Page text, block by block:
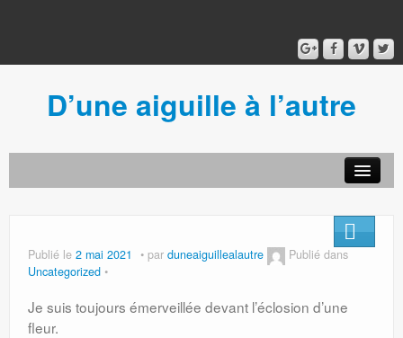
D’une aiguille à l’autre
Publié le 2 mai 2021 par duneaiguillealautre
Publié dans
Uncategorized
Je suis toujours émerveillée devant l’éclosion d’une
fleur.